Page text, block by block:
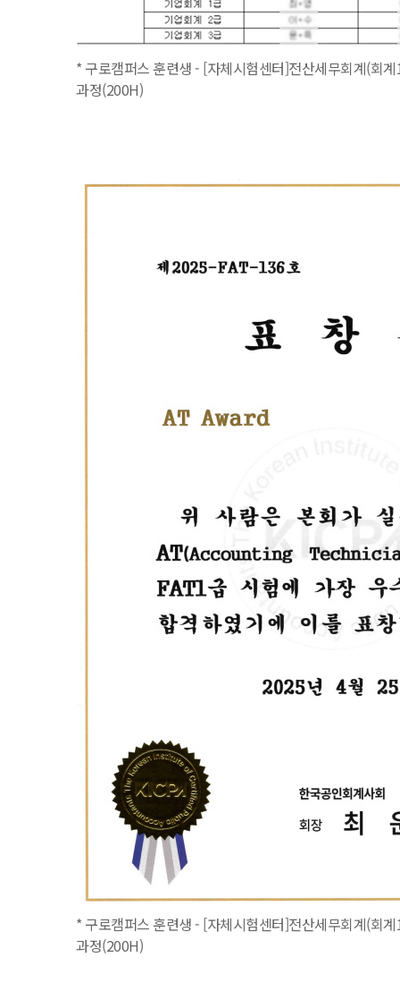
* 구로캠퍼스 훈련생 - [자체시험센터]전산세무회계(회
과정(200H)
* 구로캠퍼스 훈련생 - [자체시험센터]전산세무회계(회
과정(200H)